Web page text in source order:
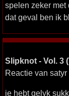
spelen zeker met
dat geval ben ik
Slipknot - Vol. 3
Reactie van
je hebt gelyk